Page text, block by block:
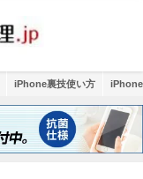
iPhone裏技使い方